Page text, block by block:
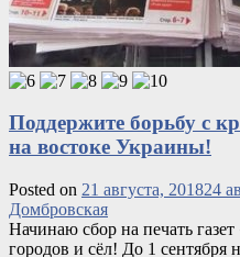
Поддержите борьбу с
на востоке Украины!
Posted on 21 августа, 201824
Домбровская
Начинаю сбор на печать
городов и сёл! До 1 сентября